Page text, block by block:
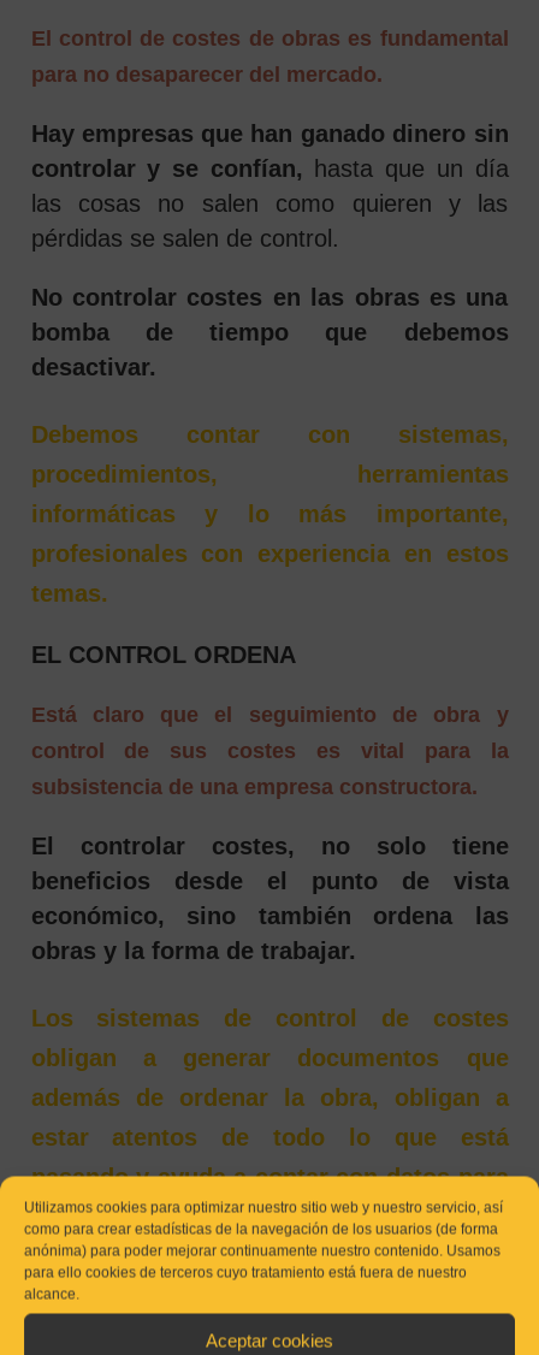
Utilizamos cookies para optimizar nuestro sitio web y nuestro servicio, así
como para crear estadísticas de la navegación de los usuarios (de forma
anónima) para poder mejorar continuamente nuestro contenido. Usamos
para ello cookies de terceros cuyo tratamiento está fuera de nuestro
alcance.
Aceptar cookies
El control de costes de obras es fundamental
para no desaparecer del mercado.
Hay empresas que han ganado dinero sin
controlar y se confían, hasta que un día
las cosas no salen como quieren y las
pérdidas se salen de control.
No controlar costes en las obras es una
bomba de tiempo que debemos
desactivar.
Debemos contar con sistemas,
procedimientos, herramientas
informáticas y lo más importante,
profesionales con experiencia en estos
temas.
EL CONTROL ORDENA
Está claro que el seguimiento de obra y
control de sus costes es vital para la
subsistencia de una empresa constructora.
El controlar costes, no solo tiene
beneficios desde el punto de vista
económico, sino también ordena las
obras y la forma de trabajar.
Los sistemas de control de costes
obligan a generar documentos que
además de ordenar la obra, obligan a
estar atentos de todo lo que está
pasando y ayuda a contar con datos para
tomar decisiones.
CONTROL DE COSTES PARA COMPETIR
Para el control de costos de obras genera